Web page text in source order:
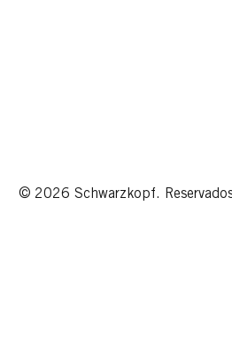
© 2026 Schwarzkopf.